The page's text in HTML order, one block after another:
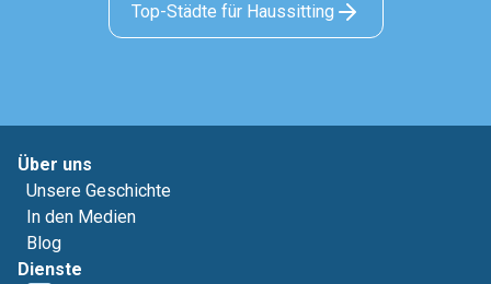
Top-Städte für Haussitting
Über uns
Unsere Geschichte
In den Medien
Blog
Dienste